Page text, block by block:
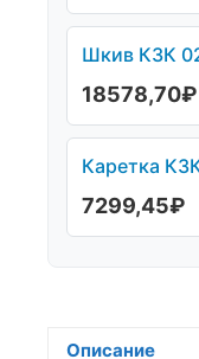
Шкив КЗК
18578,70₽
Каретка
7299,45₽
Описание